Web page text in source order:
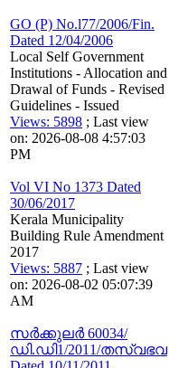
GO (P) No.l77/2006/Fin.
Dated 12/04/2006
Local Self Government
Institutions - Allocation and
Drawal of Funds - Revised
Guidelines - Issued
Views: 5898 ; Last view
on: 2026-08-08 4:57:03
PM
Vol VI No 1373 Dated
30/06/2017
Kerala Municipality
Building Rule Amendment
2017
Views: 5887 ; Last view
on: 2026-08-02 05:07:39
AM
സര്‍ക്കുലര്‍ 60034/
ഡി.ഡി1/2011/തസ്വഭവ